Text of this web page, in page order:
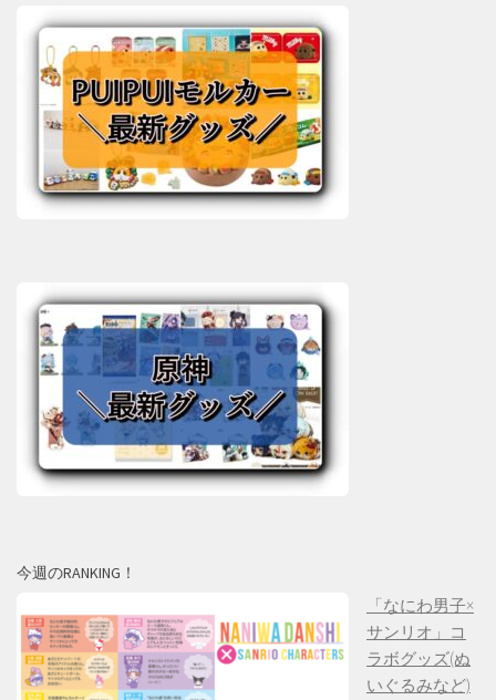
今週のRANKING！
「なにわ男子×
サンリオ」コ
ラボグッズ(ぬ
いぐるみなど)